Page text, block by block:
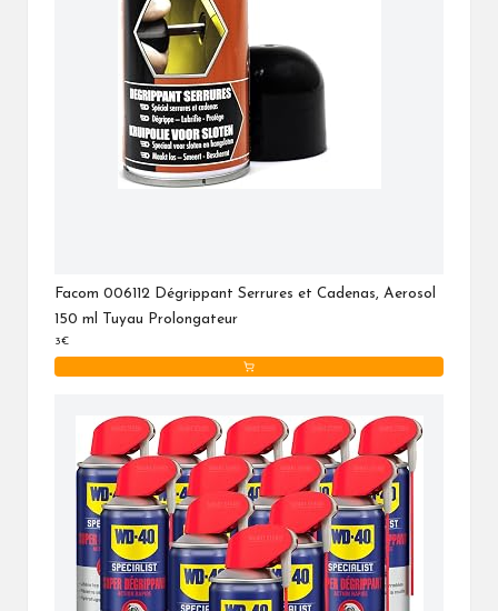
Facom 006112 Dégrippant Serrures et Cadenas, Aerosol
150 ml Tuyau Prolongateur
3€